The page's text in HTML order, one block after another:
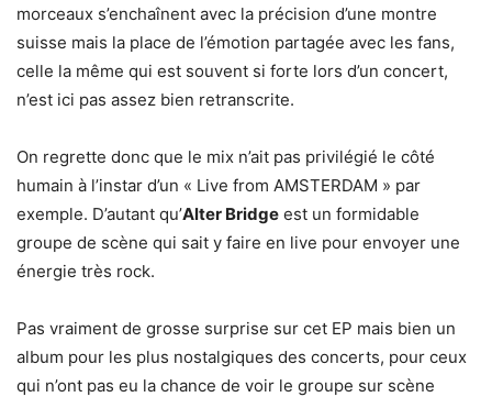
morceaux s’enchaînent avec la précision d’une montre
suisse mais la place de l’émotion partagée avec les fans,
celle la même qui est souvent si forte lors d’un concert,
n’est ici pas assez bien retranscrite.
On regrette donc que le mix n’ait pas privilégié le côté
humain à l’instar d’un « Live from AMSTERDAM » par
exemple. D’autant qu’Alter Bridge est un formidable
groupe de scène qui sait y faire en live pour envoyer une
énergie très rock.
Pas vraiment de grosse surprise sur cet EP mais bien un
album pour les plus nostalgiques des concerts, pour ceux
qui n’ont pas eu la chance de voir le groupe sur scène